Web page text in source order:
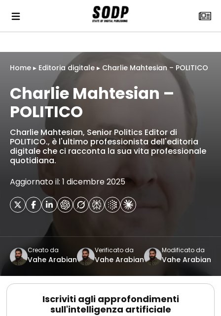
Home ▸ Editoria digitale ▸ Charlie Mahtesian – POLITICO
Charlie Mahtesian –
POLITICO
Charlie Mahtesian, Senior Politics Editor di
POLITICO., è l'ultimo professionista dell'editoria
digitale che ci racconta la sua vita professionale
quotidiana.
Aggiornato il: 1 dicembre 2025
Creato da
Vahe Arabian
Verificato da
Vahe Arabian
Modificato da
Vahe Arabian
Iscriviti agli approfondimenti
sull'intelligenza artificiale